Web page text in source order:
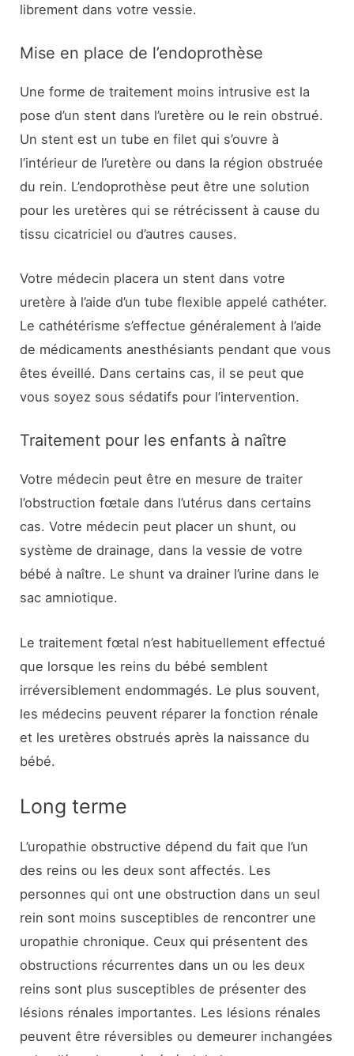
librement dans votre vessie.
Mise en place de l’endoprothèse
Une forme de traitement moins intrusive est la
pose d’un stent dans l’uretère ou le rein obstrué.
Un stent est un tube en filet qui s’ouvre à
l’intérieur de l’uretère ou dans la région obstruée
du rein. L’endoprothèse peut être une solution
pour les uretères qui se rétrécissent à cause du
tissu cicatriciel ou d’autres causes.
Votre médecin placera un stent dans votre
uretère à l’aide d’un tube flexible appelé cathéter.
Le cathétérisme s’effectue généralement à l’aide
de médicaments anesthésiants pendant que vous
êtes éveillé. Dans certains cas, il se peut que
vous soyez sous sédatifs pour l’intervention.
Traitement pour les enfants à naître
Votre médecin peut être en mesure de traiter
l’obstruction fœtale dans l’utérus dans certains
cas. Votre médecin peut placer un shunt, ou
système de drainage, dans la vessie de votre
bébé à naître. Le shunt va drainer l’urine dans le
sac amniotique.
Le traitement fœtal n’est habituellement effectué
que lorsque les reins du bébé semblent
irréversiblement endommagés. Le plus souvent,
les médecins peuvent réparer la fonction rénale
et les uretères obstrués après la naissance du
bébé.
Long terme
L’uropathie obstructive dépend du fait que l’un
des reins ou les deux sont affectés. Les
personnes qui ont une obstruction dans un seul
rein sont moins susceptibles de rencontrer une
uropathie chronique. Ceux qui présentent des
obstructions récurrentes dans un ou les deux
reins sont plus susceptibles de présenter des
lésions rénales importantes. Les lésions rénales
peuvent être réversibles ou demeurer inchangées